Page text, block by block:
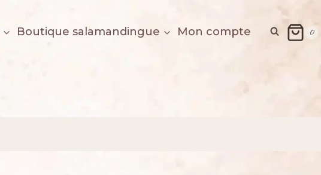
Boutique salamandingue Mon compte 0